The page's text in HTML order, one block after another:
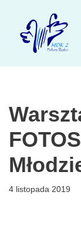
Przejdź
4 listopada 2019